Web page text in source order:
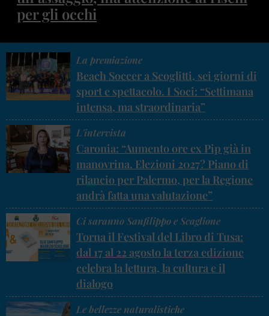
per gli occhi
La premiazione
Beach Soccer a Scoglitti, sei giorni di
sport e spettacolo. I Soci: “Settimana
intensa, ma straordinaria”
L'intervista
Caronia: “Aumento ore ex Pip già in
manovrina. Elezioni 2027? Piano di
rilancio per Palermo, per la Regione
andrà fatta una valutazione”
Ci saranno Sanfilippo e Scaglione
Torna il Festival del Libro di Tusa:
dal 17 al 22 agosto la terza edizione
celebra la lettura, la cultura e il
dialogo
Le bellezze naturalistiche